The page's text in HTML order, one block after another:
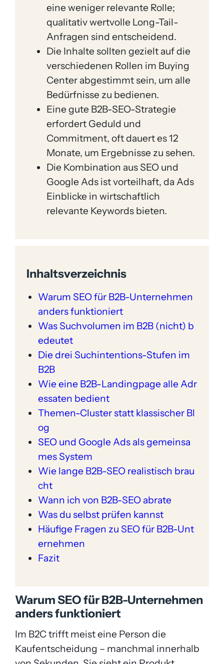
eine weniger relevante Rolle;
qualitativ wertvolle Long-Tail-
Anfragen sind entscheidend.
Die Inhalte sollten gezielt auf die
verschiedenen Rollen im Buying
Center abgestimmt sein, um alle
Bedürfnisse zu bedienen.
Eine gute B2B-SEO-Strategie
erfordert Geduld und
Commitment, oft dauert es 12
Monate, um Ergebnisse zu sehen.
Die Kombination aus SEO und
Google Ads ist vorteilhaft, da Ads
Einblicke in wirtschaftlich
relevante Keywords bieten.
Inhaltsverzeichnis
Warum SEO für B2B-Unternehmen
anders funktioniert
Was Suchvolumen im B2B (nicht) b
edeutet
Die drei Suchintentions-Stufen im
B2B
Wie eine B2B-Landingpage alle Adr
essaten bedient
Themen-Cluster statt klassischer Bl
og
SEO und Google Ads als gemeinsa
mes System
Wie lange B2B-SEO realistisch brau
cht
Wann ich von B2B-SEO abrate
Was du selbst prüfen kannst
Häufige Fragen zu SEO für B2B-Unt
ernehmen
Fazit
Warum SEO für B2B-Unternehmen
anders funktioniert
Im B2C trifft meist eine Person die
Kaufentscheidung – manchmal innerhalb